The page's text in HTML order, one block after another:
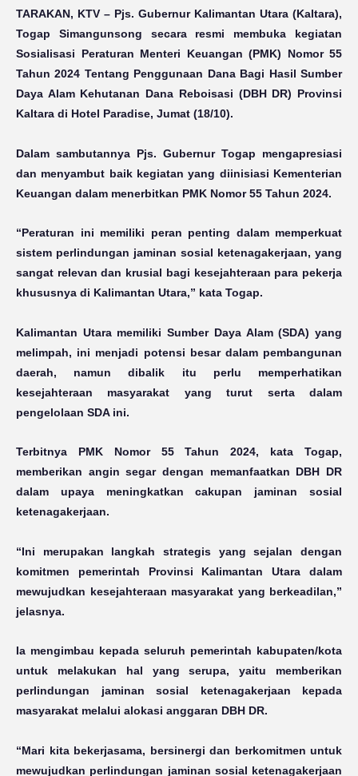
TARAKAN, KTV – Pjs. Gubernur Kalimantan Utara (Kaltara),
Togap Simangunsong secara resmi membuka kegiatan
Sosialisasi Peraturan Menteri Keuangan (PMK) Nomor 55
Tahun 2024 Tentang Penggunaan Dana Bagi Hasil Sumber
Daya Alam Kehutanan Dana Reboisasi (DBH DR) Provinsi
Kaltara di Hotel Paradise, Jumat (18/10).
Dalam sambutannya Pjs. Gubernur Togap mengapresiasi
dan menyambut baik kegiatan yang diinisiasi Kementerian
Keuangan dalam menerbitkan PMK Nomor 55 Tahun 2024.
“Peraturan ini memiliki peran penting dalam memperkuat
sistem perlindungan jaminan sosial ketenagakerjaan, yang
sangat relevan dan krusial bagi kesejahteraan para pekerja
khususnya di Kalimantan Utara,” kata Togap.
Kalimantan Utara memiliki Sumber Daya Alam (SDA) yang
melimpah, ini menjadi potensi besar dalam pembangunan
daerah, namun dibalik itu perlu memperhatikan
kesejahteraan masyarakat yang turut serta dalam
pengelolaan SDA ini.
Terbitnya PMK Nomor 55 Tahun 2024, kata Togap,
memberikan angin segar dengan memanfaatkan DBH DR
dalam upaya meningkatkan cakupan jaminan sosial
ketenagakerjaan.
“Ini merupakan langkah strategis yang sejalan dengan
komitmen pemerintah Provinsi Kalimantan Utara dalam
mewujudkan kesejahteraan masyarakat yang berkeadilan,”
jelasnya.
Ia mengimbau kepada seluruh pemerintah kabupaten/kota
untuk melakukan hal yang serupa, yaitu memberikan
perlindungan jaminan sosial ketenagakerjaan kepada
masyarakat melalui alokasi anggaran DBH DR.
“Mari kita bekerjasama, bersinergi dan berkomitmen untuk
mewujudkan perlindungan jaminan sosial ketenagakerjaan